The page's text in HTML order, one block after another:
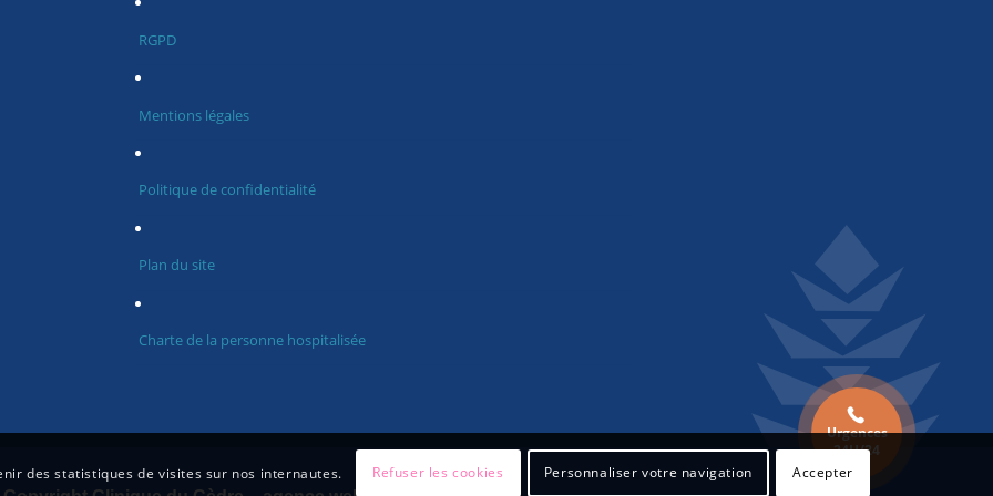
Urgences
24H/24
RGPD
Mentions légales
Politique de confidentialité
Plan du site
Charte de la personne hospitalisée
des statistiques de visites sur nos internautes. Refuser les cookies Personnaliser votre navigation Accepter